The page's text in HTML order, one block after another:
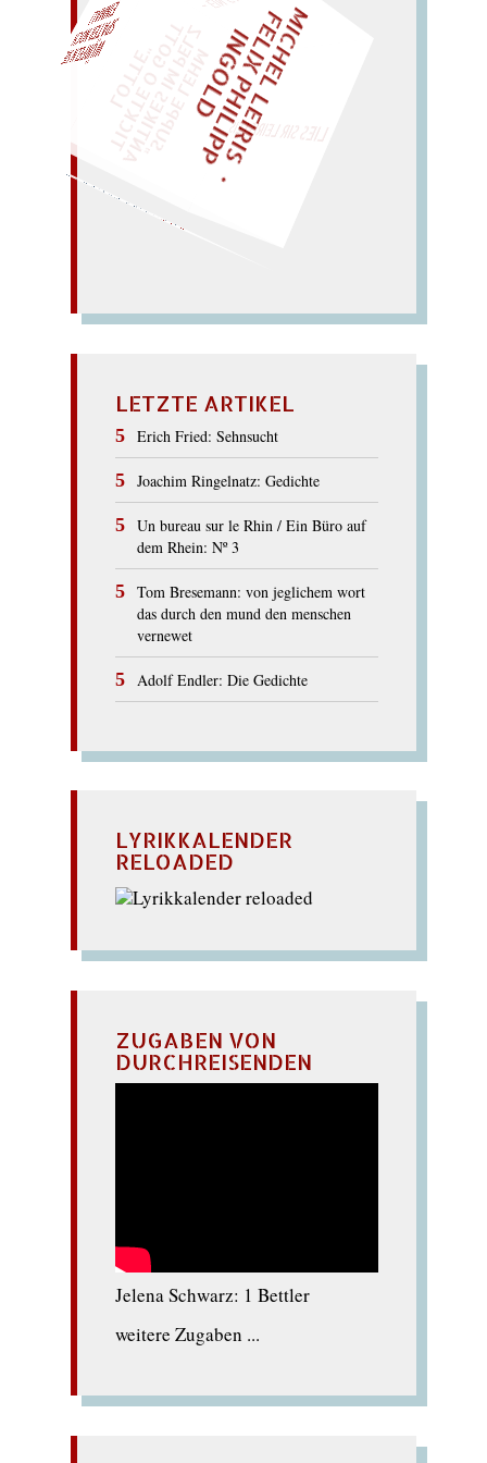
„
S
U
P
P
E
L
E
H
M
A
N
T
I
K
E
S
I
M
P
E
L
Z
T
I
C
K
T
E
O
G
O
T
T
L
O
T
T
E
VIOLINE
nie love (
Krinoline?); ohne
Linie viel Lohn. – Nilwolle.
–
Viel Oliven; Leinöl.
M
I
C
H
E
L
L
E
I
R
I
S
・
F
E
L
I
X
P
H
I
L
I
P
P
I
N
G
O
L
D LIES SIR LEIRIS LEIS
WÜRFELN SIE
SPÄTER NOCH
EINM
AL!
LETZTE ARTIKEL
Erich Fried: Sehnsucht
Joachim Ringelnatz: Gedichte
Un bureau sur le Rhin / Ein Büro auf
dem Rhein: Nº 3
Tom Bresemann: von jeglichem wort
das durch den mund den menschen
vernewet
Adolf Endler: Die Gedichte
LYRIKKALENDER
RELOADED
ZUGABEN VON
DURCHREISENDEN
Jelena Schwarz: 1 Bettler
weitere Zugaben ...